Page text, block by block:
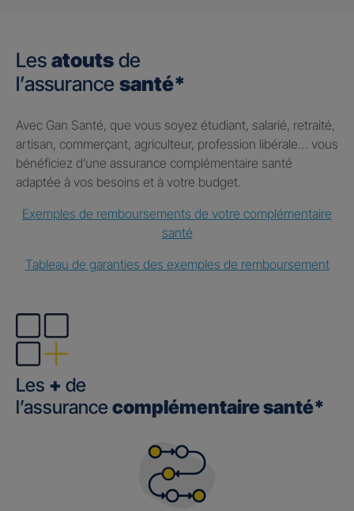
Les atouts de
l’assurance santé*
Avec Gan Santé, que vous soyez étudiant, salarié, retraité,
artisan, commerçant, agriculteur, profession libérale… vous
bénéficiez d’une assurance complémentaire santé
adaptée à vos besoins et à votre budget.
Exemples de remboursements de votre complémentaire
santé
Tableau de garanties des exemples de remboursement
Les + de
l’assurance complémentaire santé*